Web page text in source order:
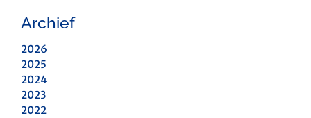
Archief
2026
2025
2024
2023
2022